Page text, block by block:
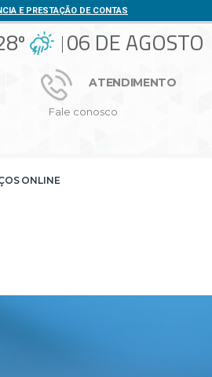
E PRESTAÇÃO DE CONTAS
06 DE AGOSTO
ATENDIMENTO
Fale conosco
ONLINE